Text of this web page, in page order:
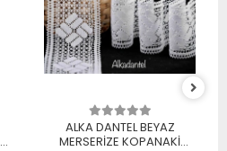
ALKA DANTEL BEYAZ
MERSERİZE KOPANAKİ